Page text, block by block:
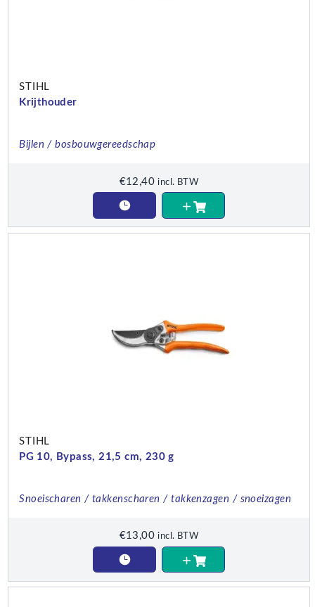
STIHL
Krijthouder
Bijlen / bosbouwgereedschap
€12,40 incl. BTW
STIHL
PG 10, Bypass, 21,5 cm, 230 g
Snoeischaren / takkenscharen / takkenzagen / snoeizagen
€13,00 incl. BTW